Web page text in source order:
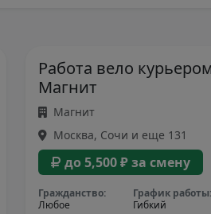
Работа вело курьером
Магнит
Магнит
Москва, Сочи и еще 131
до 5,500 ₽ за смену
Гражданство:
Любое
График работы:
Гибкий